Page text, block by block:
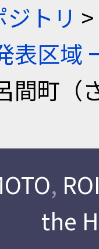
トリ >
表区域
間町（
,
the